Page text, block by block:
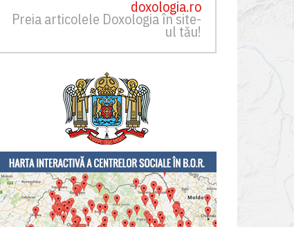
doxologia.ro
Preia articolele Doxologia în site-
ul tău!